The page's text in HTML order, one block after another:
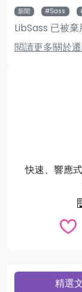
新聞 Sass
LibSass 已被
閱讀更多關於
快速、響應
精選